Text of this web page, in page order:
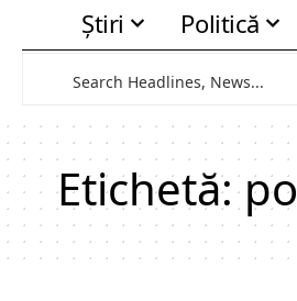
Știri Politică
Etichetă: